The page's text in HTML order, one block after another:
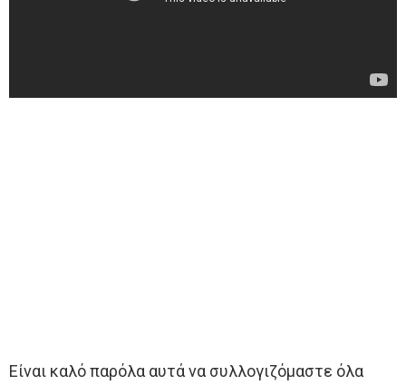
Είναι καλό παρόλα αυτά να συλλογιζόμαστε όλα